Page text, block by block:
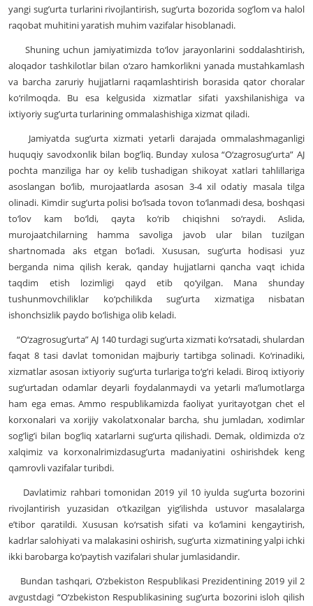
yangi sug’urta turlarini rivojlantirish, sug’urta bozorida sog’lom va halol
raqobat muhitini yaratish muhim vazifalar hisoblanadi.
Shuning uchun jamiyatimizda to‘lov jarayonlarini soddalashtirish,
aloqador tashkilotlar bilan o‘zaro hamkorlikni yanada mustahkamlash
va barcha zaruriy hujjatlarni raqamlashtirish borasida qator choralar
ko‘rilmoqda. Bu esa kelgusida xizmatlar sifati yaxshilanishiga va
ixtiyoriy sug’urta turlarining ommalashishiga xizmat qiladi.
Jamiyatda sug’urta xizmati yetarli darajada ommalashmaganligi
huquqiy savodxonlik bilan bog’liq. Bunday xulosa “O‘zagrosug’urta” AJ
pochta manziliga har oy kelib tushadigan shikoyat xatlari tahlillariga
asoslangan bo‘lib, murojaatlarda asosan 3-4 xil odatiy masala tilga
olinadi. Kimdir sug’urta polisi bo‘lsada tovon to‘lanmadi desa, boshqasi
to‘lov kam bo‘ldi, qayta ko‘rib chiqishni so‘raydi. Aslida,
murojaatchilarning hamma savoliga javob ular bilan tuzilgan
shartnomada aks etgan bo‘ladi. Xususan, sug’urta hodisasi yuz
berganda nima qilish kerak, qanday hujjatlarni qancha vaqt ichida
taqdim etish lozimligi qayd etib qo‘yilgan. Mana shunday
tushunmovchiliklar ko‘pchilikda sug’urta xizmatiga nisbatan
ishonchsizlik paydo bo‘lishiga olib keladi.
“O‘zagrosug’urta” AJ 140 turdagi sug’urta xizmati ko‘rsatadi, shulardan
faqat 8 tasi davlat tomonidan majburiy tartibga solinadi. Ko‘rinadiki,
xizmatlar asosan ixtiyoriy sug’urta turlariga to‘g’ri keladi. Biroq ixtiyoriy
sug’urtadan odamlar deyarli foydalanmaydi va yetarli ma’lumotlarga
ham ega emas. Ammo respublikamizda faoliyat yuritayotgan chet el
korxonalari va xorijiy vakolatxonalar barcha, shu jumladan, xodimlar
sog’lig’i bilan bog’liq xatarlarni sug’urta qilishadi. Demak, oldimizda o‘z
xalqimiz va korxonalrimizdasug’urta madaniyatini oshirishdek keng
qamrovli vazifalar turibdi.
Davlatimiz rahbari tomonidan 2019 yil 10 iyulda sug’urta bozorini
rivojlantirish yuzasidan o‘tkazilgan yig’ilishda ustuvor masalalarga
e’tibor qaratildi. Xususan ko‘rsatish sifati va ko‘lamini kengaytirish,
kadrlar salohiyati va malakasini oshirish, sug’urta xizmatining yalpi ichki
ikki barobarga ko‘paytish vazifalari shular jumlasidandir.
Bundan tashqari, O‘zbekiston Respublikasi Prezidentining 2019 yil 2
avgustdagi “O‘zbekiston Respublikasining sug’urta bozorini isloh qilish